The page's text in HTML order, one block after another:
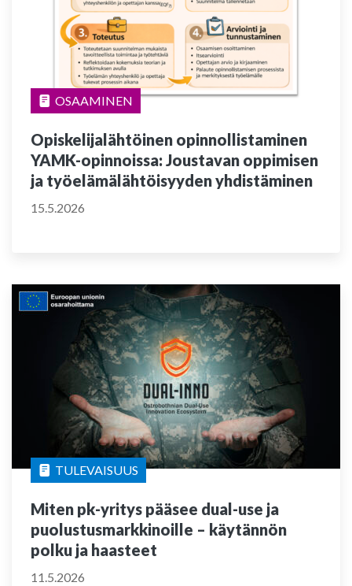
OSAAMINEN
Opiskelijalähtöinen opinnollistaminen
YAMK-opinnoissa: Joustavan oppimisen
ja työelämälähtöisyyden yhdistäminen
15.5.2026
TULEVAISUUS
Miten pk-yritys pääsee dual-use ja
puolustusmarkkinoille – käytännön
polku ja haasteet
11.5.2026